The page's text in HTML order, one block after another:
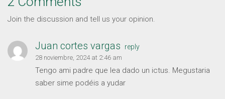
Join the discussion and tell us your opinion.
Juan cortes vargas reply
28 noviembre, 2024 at 2:46 am
Tengo ami padre que lea dado un ictus. Megustaria
saber sime podéis a yudar